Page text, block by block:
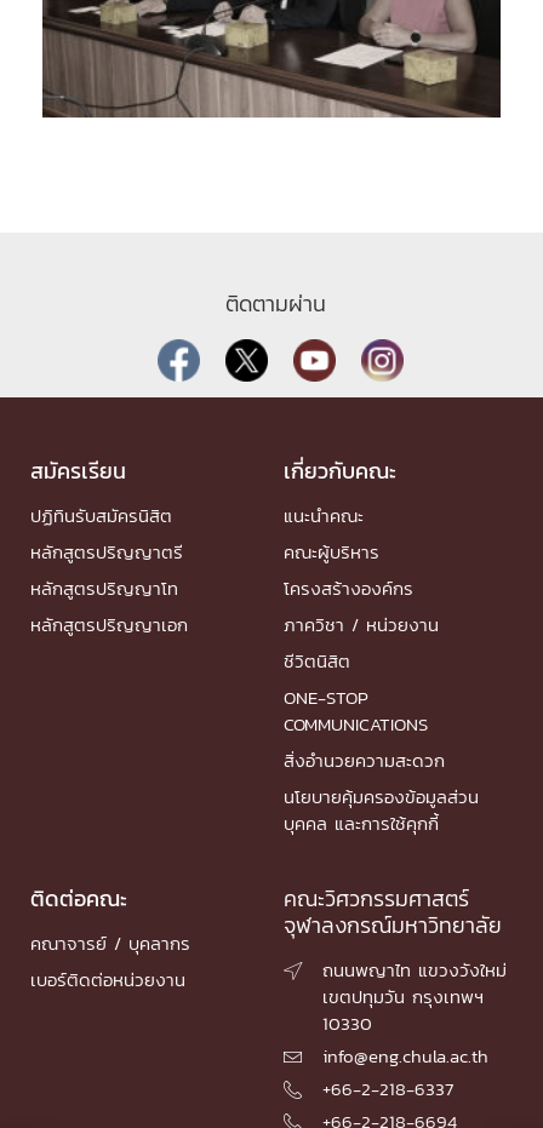
ติดตามผ่าน
สมัครเรียน
ปฏิทินรับสมัครนิสิต
หลักสูตรปริญญาตรี
หลักสูตรปริญญาโท
หลักสูตรปริญญาเอก
เกี่ยวกับคณะ
แนะนำคณะ
คณะผู้บริหาร
โครงสร้างองค์กร
ภาควิชา / หน่วยงาน
ชีวิตนิสิต
ONE-STOP
COMMUNICATIONS
สิ่งอำนวยความสะดวก
นโยบายคุ้มครองข้อมูลส่วน
บุคคล และการใช้คุกกี้
ติดต่อคณะ
คณาจารย์ / บุคลากร
เบอร์ติดต่อหน่วยงาน
คณะวิศวกรรมศาสตร์
จุฬาลงกรณ์มหาวิทยาลัย

ถนนพญาไท แขวงวังใหม่
เขตปทุมวัน กรุงเทพฯ
10330
 info@eng.chula.ac.th
 +66-2-218-6337
 +66-2-218-6694